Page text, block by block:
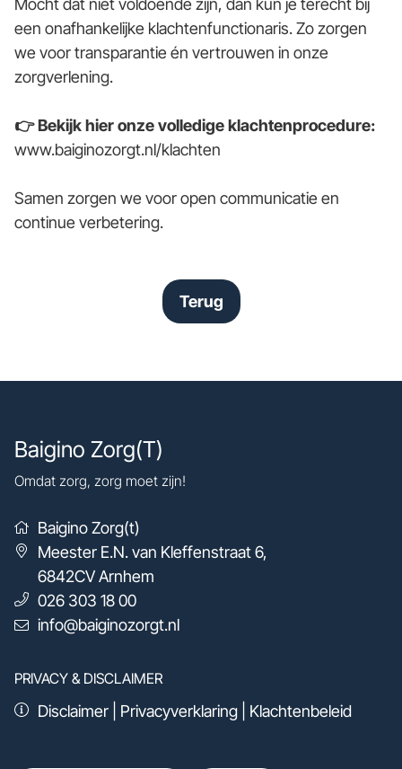
Mocht dat niet voldoende zijn, dan kun je terecht bij
een onafhankelijke klachtenfunctionaris. Zo zorgen
we voor transparantie én vertrouwen in onze
zorgverlening.
👉 Bekijk hier onze volledige klachtenprocedure:
www.baiginozorgt.nl/klachten
Samen zorgen we voor open communicatie en
continue verbetering.
Terug
Baigino Zorg(T)
Omdat zorg, zorg moet zijn!
Baigino Zorg(t)
Meester E.N. van Kleffenstraat 6,
6842CV Arnhem
026 303 18 00
info@baiginozorgt.nl
PRIVACY & DISCLAIMER
Disclaimer| Privacyverklaring| Klachtenbeleid